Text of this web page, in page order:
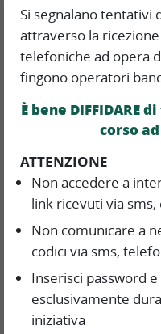
Prima di procedere
invitiamo a
documento
trattamento dei tuoi
Informativa
*Dichiaro di aver
trattamento dei dati
Si segnalano tentativi
attraverso la
telefoniche ad opera
fingono operatori
È bene DIFFIDARE
corso
ATTENZIONE
Non accedere a
link ricevuti via sms,
Non comunicare a
codici via sms,
Inserisci password
esclusivamente
iniziativa